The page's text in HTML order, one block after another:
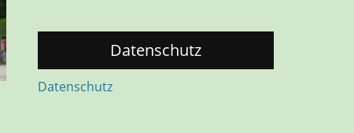
Datenschutz
Datenschutz